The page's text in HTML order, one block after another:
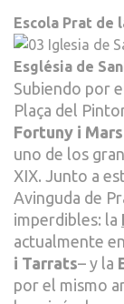
Escola Prat de
Església de
Subiendo por
Plaça del
Fortuny i
uno de los
XIX. Junto a
Avinguda de
imperdibles: la
actualmente
i Tarrats– y la
por el mismo